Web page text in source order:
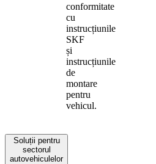
conformitate
cu
instrucțiunile
SKF
și
instrucțiunile
de
montare
pentru
vehicul.
Soluții pentru
sectorul
autovehiculelor